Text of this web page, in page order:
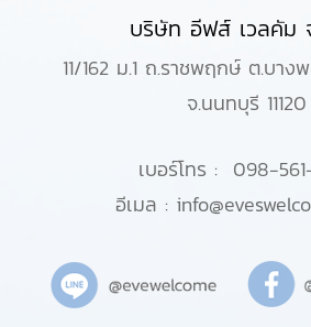
บริษัท อีฟส์ เวลคัม
11/162 ม.1 ถ.ราชพฤกษ์ ต.บาง
จ.นนทบุรี 11120
เบอร์โทร : 098-
อีเมล :